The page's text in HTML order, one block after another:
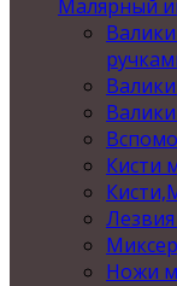
Малярный
Кисти
Ножи